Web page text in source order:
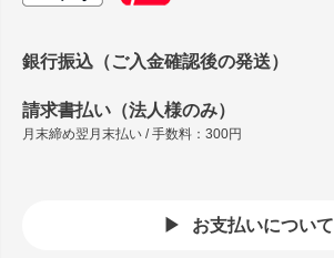
銀行振込（ご入金確認後の発送）
請求書払い（法人様のみ）
月末締め翌月末払い / 手数料：300円
お支払いについて